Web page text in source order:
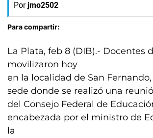
Por jmo2502
Para compartir:
La Plata, feb 8 (DIB).- Docentes
movilizaron hoy
en la localidad de San
sede donde se realizó una
del Consejo Federal de
encabezada por el ministro de
la